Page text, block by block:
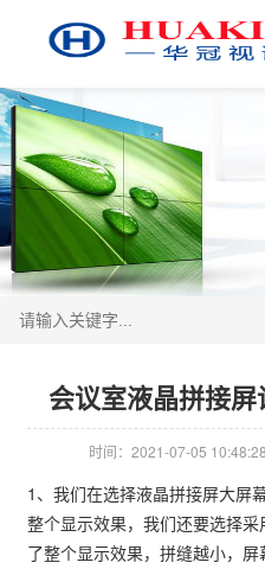
会议室液晶拼接
时间：2021-07-05 10:48:28
1、我们在选择液晶拼接屏大屏
整个显示效果，我们还要选择
了整个显示效果，拼缝越小，